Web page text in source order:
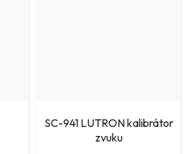
SC-941 LUTRON kalibrátor
zvuku